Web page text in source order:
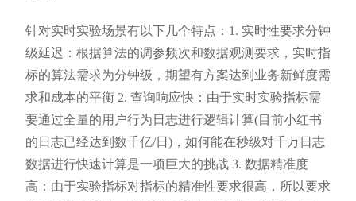
针对实时实验场景有以下几个特点：1. 实时性要求分钟
级延迟：根据算法的调参频次和数据观测要求，实时指
标的算法需求为分钟级，期望有方案达到业务新鲜度需
求和成本的平衡 2. 查询响应快：由于实时实验指标需
要通过全量的用户行为日志进行逻辑计算(目前小红书
的日志已经达到数千亿/日)，如何能在秒级对千万日志
数据进行快速计算是一项巨大的挑战 3. 数据精准度
高：由于实验指标对指标的精准性要求很高，所以要求